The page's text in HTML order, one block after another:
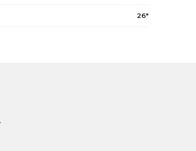
26"